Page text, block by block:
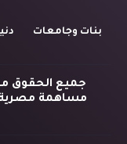
بنات وجامعات
جميع الحقوق
مساهمة